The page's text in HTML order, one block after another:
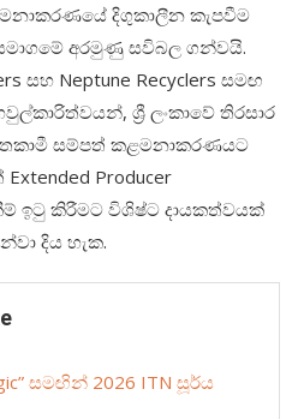
දිගුකාලීන කැපවීම
අරමුණු සවිබල ගන්වයි.
සහ Neptune Recyclers සමඟ
, ශ්‍රී ලංකාවේ තිරසාර
සම්පත් කළමනාකරණයට
Extended Producer
ඉටු කිරීමට විශිෂ්ට දායකත්වයක්
දිය හැක.
සමඟින් 2026 ITN සූර්ය